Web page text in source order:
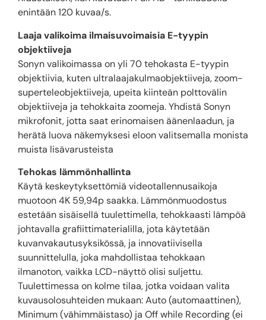
enintään 120 kuvaa/s.
Laaja valikoima ilmaisuvoimaisia E-tyypin
objektiiveja
Sonyn valikoimassa on yli 70 tehokasta E-tyypin
objektiivia, kuten ultralaajakulmaobjektiiveja, zoom-
superteleobjektiiveja, upeita kiinteän polttovälin
objektiiveja ja tehokkaita zoomeja. Yhdistä Sonyn
mikrofonit, jotta saat erinomaisen äänenlaadun, ja
herätä luova näkemyksesi eloon valitsemalla monista
muista lisävarusteista
Tehokas lämmönhallinta
Käytä keskeytyksettömiä videotallennusaikoja
muotoon 4K 59,94p saakka. Lämmönmuodostus
estetään sisäisellä tuulettimella, tehokkaasti lämpöä
johtavalla grafiittimaterialilla, jota käytetään
kuvanvakautusyksikössä, ja innovatiivisella
suunnittelulla, joka mahdollistaa tehokkaan
ilmanoton, vaikka LCD-näyttö olisi suljettu.
Tuulettimessa on kolme tilaa, jotka voidaan valita
kuvausolosuhteiden mukaan: Auto (automaattinen),
Minimum (vähimmäistaso) ja Off while Recording (ei